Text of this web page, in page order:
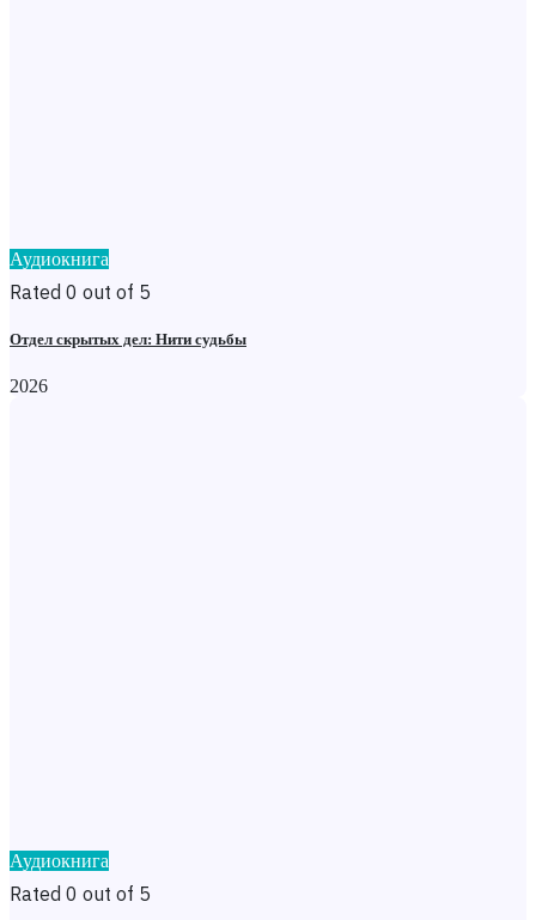
Аудиокнига
Rated 0 out of 5
Отдел скрытых дел: Нити судьбы
2026
Аудиокнига
Rated 0 out of 5